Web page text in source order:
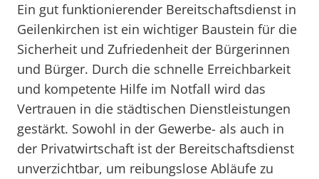
Ein gut funktionierender Bereitschaftsdienst in
Geilenkirchen ist ein wichtiger Baustein für die
Sicherheit und Zufriedenheit der Bürgerinnen
und Bürger. Durch die schnelle Erreichbarkeit
und kompetente Hilfe im Notfall wird das
Vertrauen in die städtischen Dienstleistungen
gestärkt. Sowohl in der Gewerbe- als auch in
der Privatwirtschaft ist der Bereitschaftsdienst
unverzichtbar, um reibungslose Abläufe zu